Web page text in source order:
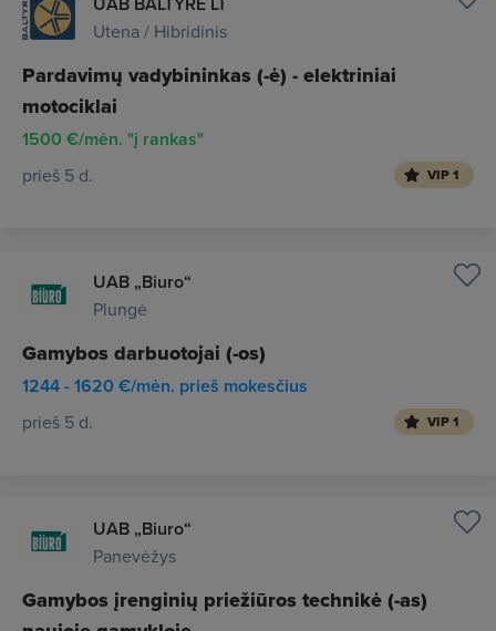
Utena / Hibridinis
Pardavimų vadybininkas (-ė) - elektriniai
motociklai
1500 €/mėn. "į rankas"
prieš 5 d. VIP 1
UAB „Biuro“
Plungė
Gamybos darbuotojai (-os)
1244 - 1620 €/mėn. prieš mokesčius
prieš 5 d. VIP 1
UAB „Biuro“
Panevėžys
Gamybos įrenginių priežiūros technikė (-as)